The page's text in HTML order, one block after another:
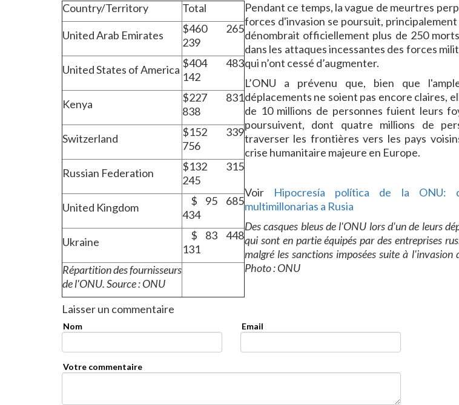
Country/Territory
Total
United Arab Emirates
$460 265
239
United States of America $404 483
142
Kenya
$227 831
838
Switzerland
$152 339
756
Russian Federation
$132 315
245
United Kingdom
$ 95 685
434
Ukraine
$ 83 448
131
Répartition des fournisseurs
de l'ONU. Source : ONU
Pendant ce temps, la vague de meurtres
forces d'invasion se poursuit, principalement
dénombrait officiellement plus de 250
dans les attaques incessantes des forces
qui n’ont cessé d’augmenter.
L’ONU a prévenu que, bien que
déplacements ne soient pas encore claires,
de 10 millions de personnes fuient leurs
poursuivent, dont quatre millions de
traverser les frontières vers les pays
crise humanitaire majeure en Europe.
Voir Hipocresía política de la ONU:
multimillonarias a Rusia
Des casques bleus de l'ONU lors d'un de leurs
qui sont en partie équipés par des entreprises
malgré les sanctions imposées suite à l'invasion
Photo : ONU
Laisser un commentaire
Nom Email
Votre commentaire